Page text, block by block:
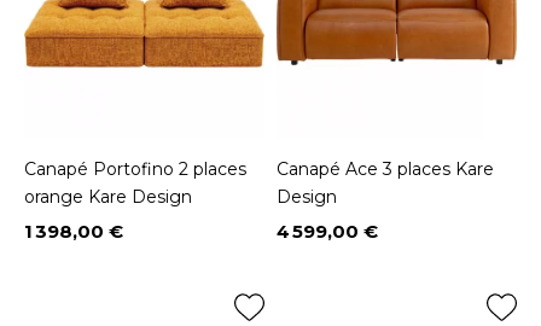
Canapé Portofino 2 places
orange Kare Design
Prix
1 398,00 €
Canapé Ace 3 places Kare
Design
Prix
4 599,00 €